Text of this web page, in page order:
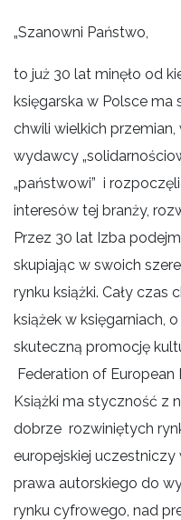
„Szanowni Państwo,
to już 30 lat minęło od
księgarska w Polsce ma
chwili wielkich
wydawcy
„państwowi” i
interesów tej branży,
Przez 30 lat Izba
skupiając w swoich
rynku książki. Cały
książek w księgarniach,
skuteczną promocję
Federation of European
Książki ma styczność z
dobrze rozwiniętych
europejskiej
prawa autorskiego do
rynku cyfrowego, nad